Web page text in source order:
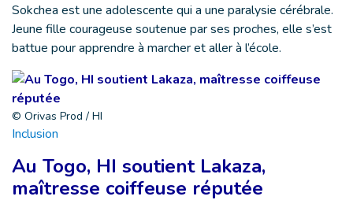
Sokchea est une adolescente qui a une paralysie cérébrale.
Jeune fille courageuse soutenue par ses proches, elle s’est
battue pour apprendre à marcher et aller à l’école.
© Orivas Prod / HI
Inclusion
Au Togo, HI soutient Lakaza,
maîtresse coiffeuse réputée